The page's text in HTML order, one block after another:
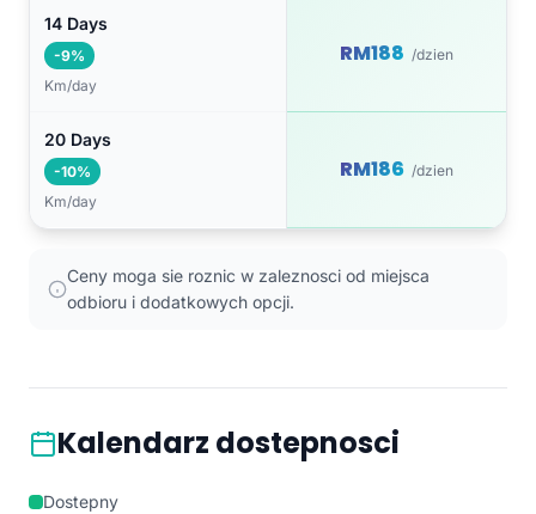
14 Days
-9%
Km/day
RM188 /dzien
20 Days
-10%
Km/day
RM186 /dzien
Ceny moga sie roznic w zaleznosci od miejsca
odbioru i dodatkowych opcji.
Kalendarz dostepnosci
Dostepny